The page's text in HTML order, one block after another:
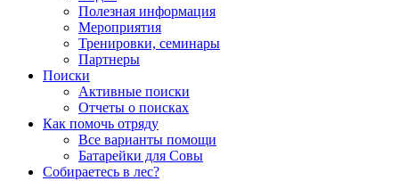
Полезная информация
Мероприятия
Тренировки, семинары
Партнеры
Поиски
Активные поиски
Отчеты о поисках
Как помочь отряду
Все варианты помощи
Батарейки для Совы
Собираетесь в лес?